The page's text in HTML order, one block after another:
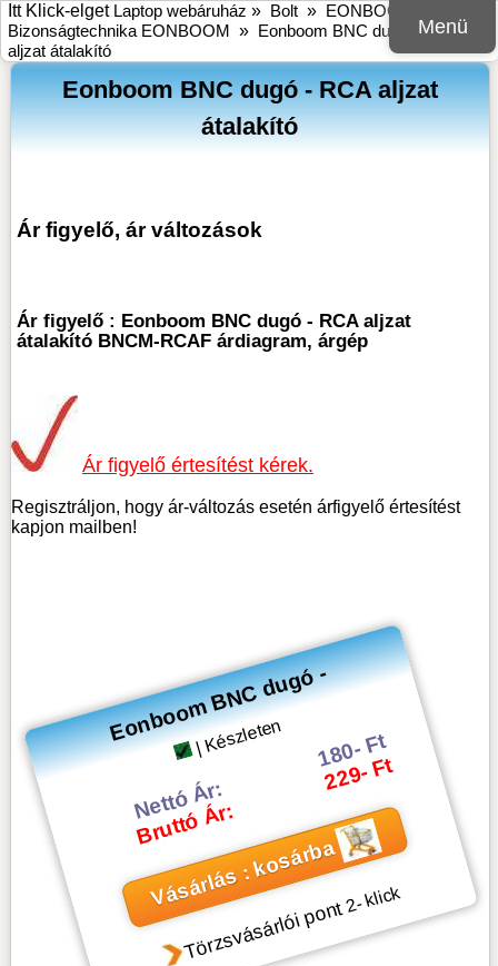
Menü
Itt Klick-elget Laptop webáruház » Bolt » EONBOOM
Bizonságtechnika EONBOOM » Eonboom BNC dugó - RCA
aljzat átalakító
Eonboom BNC dugó - RCA aljzat
átalakító
Ár figyelő, ár változások
Ár figyelő : Eonboom BNC dugó - RCA aljzat
átalakító BNCM-RCAF árdiagram, árgép
Ár figyelő értesítést kérek.
Regisztráljon, hogy ár-változás esetén árfigyelő értesítést
kapjon mailben!
Eonboom BNC dugó -
| Készleten
Nettó Ár:
Bruttó Ár:
180- Ft
229- Ft
Vásárlás : kosárba
Törzsvásárlói pont2- klick